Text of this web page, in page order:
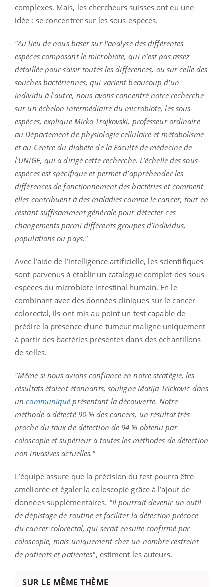
complexes. Mais, les chercheurs suisses ont eu une
idée : se concentrer sur les sous-espèces.
"Au lieu de nous baser sur l'analyse des différentes
espèces composant le microbiote, qui n’est pas assez
détaillée pour saisir toutes les différences, ou sur celle des
souches bactériennes, qui varient beaucoup d'un
individu à l'autre, nous avons concentré notre recherche
sur un échelon intermédiaire du microbiote, les sous-
espèces, explique Mirko Trajkovski, professeur ordinaire
au Département de physiologie cellulaire et métabolisme
et au Centre du diabète de la Faculté de médecine de
l'UNIGE, qui a dirigé cette recherche. L’échelle des sous-
espèces est spécifique et permet d’appréhender les
différences de fonctionnement des bactéries et comment
elles contribuent à des maladies comme le cancer, tout en
restant suffisamment générale pour détecter ces
changements parmi différents groupes d’individus,
populations ou pays."
Avec l’aide de l’intelligence artificielle, les scientifiques
sont parvenus à établir un catalogue complet des sous-
espèces du microbiote intestinal humain. En le
combinant avec des données cliniques sur le cancer
colorectal, ils ont mis au point un test capable de
prédire la présence d’une tumeur maligne uniquement
à partir des bactéries présentes dans des échantillons
de selles.
"Même si nous avions confiance en notre stratégie, les
résultats étaient étonnants, souligne Matija Trickovic dans
uncommuniquéprésentant la découverte. Notre
méthode a détecté 90 % des cancers, un résultat très
proche du taux de détection de 94 % obtenu par
coloscopie et supérieur à toutes les méthodes de détection
non invasives actuelles."
L’équipe assure que la précision du test pourra être
améliorée et égaler la coloscopie grâce à l’ajout de
données supplémentaires. "Il pourrait devenir un outil
de dépistage de routine et faciliter la détection précoce
du cancer colorectal, qui serait ensuite confirmé par
coloscopie, mais uniquement chez un nombre restreint
de patients et patientes", estiment les auteurs.
SUR LE MÊME THÈME